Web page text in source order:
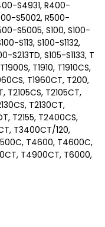
S4931, R400-
S5002, R500-
S5005, S100, S100-
S113, S100-S1132,
S213TD, S105-S1133, T
T1910, T1910CS,
T1960CT, T200,
T2105CS, T2105CT,
T2130CT,
T2155, T2400CS,
T3400CT/120,
T4600, T4600C,
T4900CT, T6000,